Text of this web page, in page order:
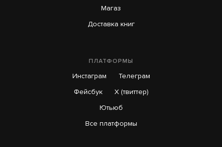
Магаз
Доставка книг
ПЛАТФОРМЫ
Инстаграм
Телеграм
Фейсбук
X (твиттер)
Ютьюб
Все платформы